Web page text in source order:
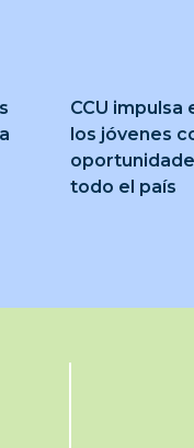
CCU
los jóvenes
todo el país